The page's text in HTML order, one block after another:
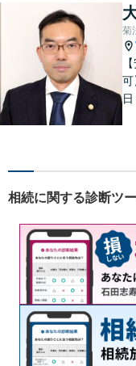
か
菊
可
の
相続に関する診断ツ